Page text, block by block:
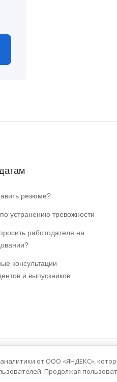
резюме?
устранению тревожности
работодателя на
консультации
и выпускников
от ООО «ЯНДЕКС»,
Продолжая